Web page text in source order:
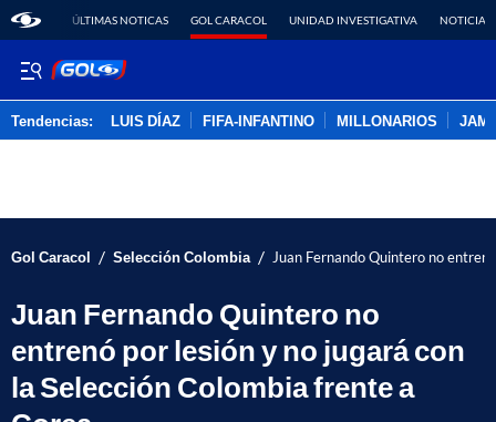
ÚLTIMAS NOTICAS GOL CARACOL UNIDAD INVESTIGATIVA NOTICIAS
Tendencias: LUIS DÍAZ FIFA-INFANTINO MILLONARIOS
Gol Caracol / Selección Colombia / Juan Fernando Quintero no
Juan Fernando Quintero no
entrenó por lesión y no jugará con
la Selección Colombia frente a